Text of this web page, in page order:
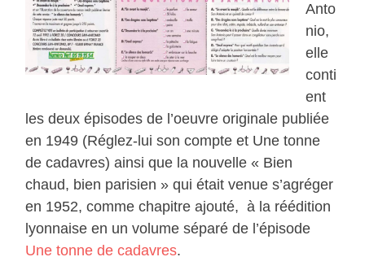
Anto
nio,
elle
conti
ent
les deux épisodes de l’oeuvre originale publiée
en 1949 (Réglez-lui son compte et Une tonne
de cadavres) ainsi que la nouvelle « Bien
chaud, bien parisien » qui était venue s’agréger
en 1952, comme chapitre ajouté, à la réédition
lyonnaise en un volume séparé de l’épisode
Une tonne de cadavres.